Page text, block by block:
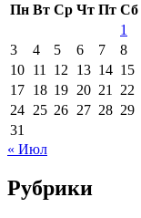
Пн Вт Ср Чт Пт Сб
1
3
4 5 6 7 8
10 11 12 13 14 15
17 18 19 20 21 22
24 25 26 27 28 29
31
« Июл
Рубрики